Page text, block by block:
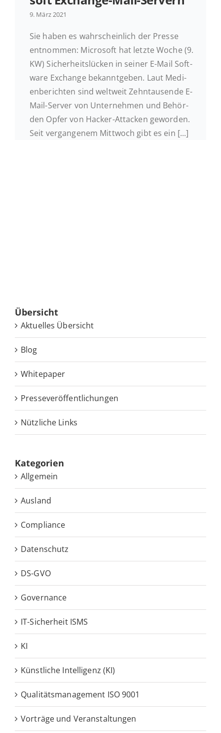
Kontakt
9. März 2021
Sie haben es wahr­schein­lich der Presse
ent­nom­men: Mi­cro­soft hat letzte Woche (9.
KW) Si­cher­heits­lü­cken in seiner E-Mail Soft­
ware Ex­ch­an­ge be­kannt­ge­ben. Laut Me­di­
en­be­rich­ten sind welt­weit Zehn­tau­sen­de E-
Mail-Server von Un­ter­neh­men und Be­hör­
den Opfer von Hacker-At­ta­cken ge­wor­den.
Seit ver­gan­ge­nem Mitt­woch gibt es ein [...]
Über­sicht
Ak­tu­el­les Übersicht
Blog
White­pa­per
Pres­se­ver­öf­fent­li­chun­gen
Nütz­li­che Links
Ka­te­go­rien
Allgemein
Ausland
Compliance
Datenschutz
DS-GVO
Governance
IT-Sicherheit ISMS
KI
Künstliche Intelligenz (KI)
Qualitätsmanagement ISO 9001
Vorträge und Veranstaltungen